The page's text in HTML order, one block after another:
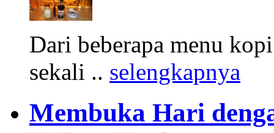
Dari beberapa menu
sekali .. selengkapnya
Membuka Hari